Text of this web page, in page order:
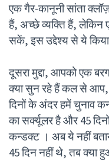
एक गैर-कानूनी सांता
हैं, अच्छे व्यक्ति हैं, लेकिन
सकें, इस उद्देश्य से ये
दूसरा मुद्दा, आपको एक
क्या सुन रहे हैं कल से आप,
दिनों के अंदर हमें चुनाव
का सर्क्यूलर है और 45
कन्डक्ट । अब ये नहीं
45 दिन नहीं थे, तब क्या